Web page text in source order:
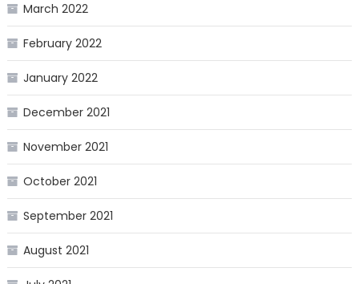
March 2022
February 2022
January 2022
December 2021
November 2021
October 2021
September 2021
August 2021